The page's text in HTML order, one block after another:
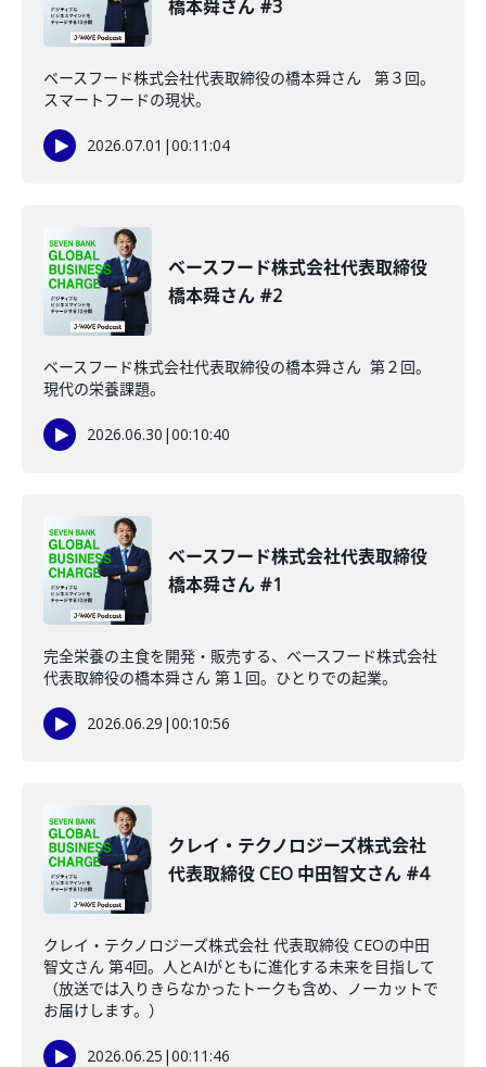
橋本舜さん #3
ベースフード株式会社代表取締役の橋本舜さん 第３回。
スマートフードの現状。
2026.07.01 |00:11:04
ベースフード株式会社代表取締役
橋本舜さん #2
ベースフード株式会社代表取締役の橋本舜さん 第２回。
現代の栄養課題。
2026.06.30 |00:10:40
ベースフード株式会社代表取締役
橋本舜さん #1
完全栄養の主食を開発・販売する、ベースフード株式会社
代表取締役の橋本舜さん 第１回。ひとりでの起業。
2026.06.29 |00:10:56
クレイ・テクノロジーズ株式会社
代表取締役 CEO 中田智文さん #4
クレイ・テクノロジーズ株式会社 代表取締役 CEOの中田
智文さん 第4回。人とAIがともに進化する未来を目指して
（放送では入りきらなかったトークも含め、ノーカットで
お届けします。）
2026.06.25 |00:11:46